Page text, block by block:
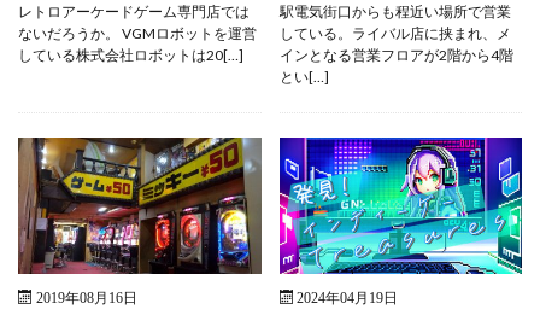
レトロアーケードゲーム専門店では
ないだろうか。 VGMロボットを運営
している株式会社ロボットは20[…]
駅電気街口からも程近い場所で営業
している。ライバル店に挟まれ、メ
インとなる営業フロアが2階から4階
とい[…]
2019年08月16日 2024年04月19日